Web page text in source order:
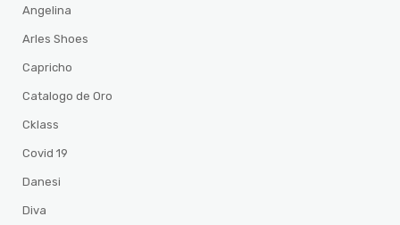
Angelina
Arles Shoes
Capricho
Catalogo de Oro
Cklass
Covid 19
Danesi
Diva